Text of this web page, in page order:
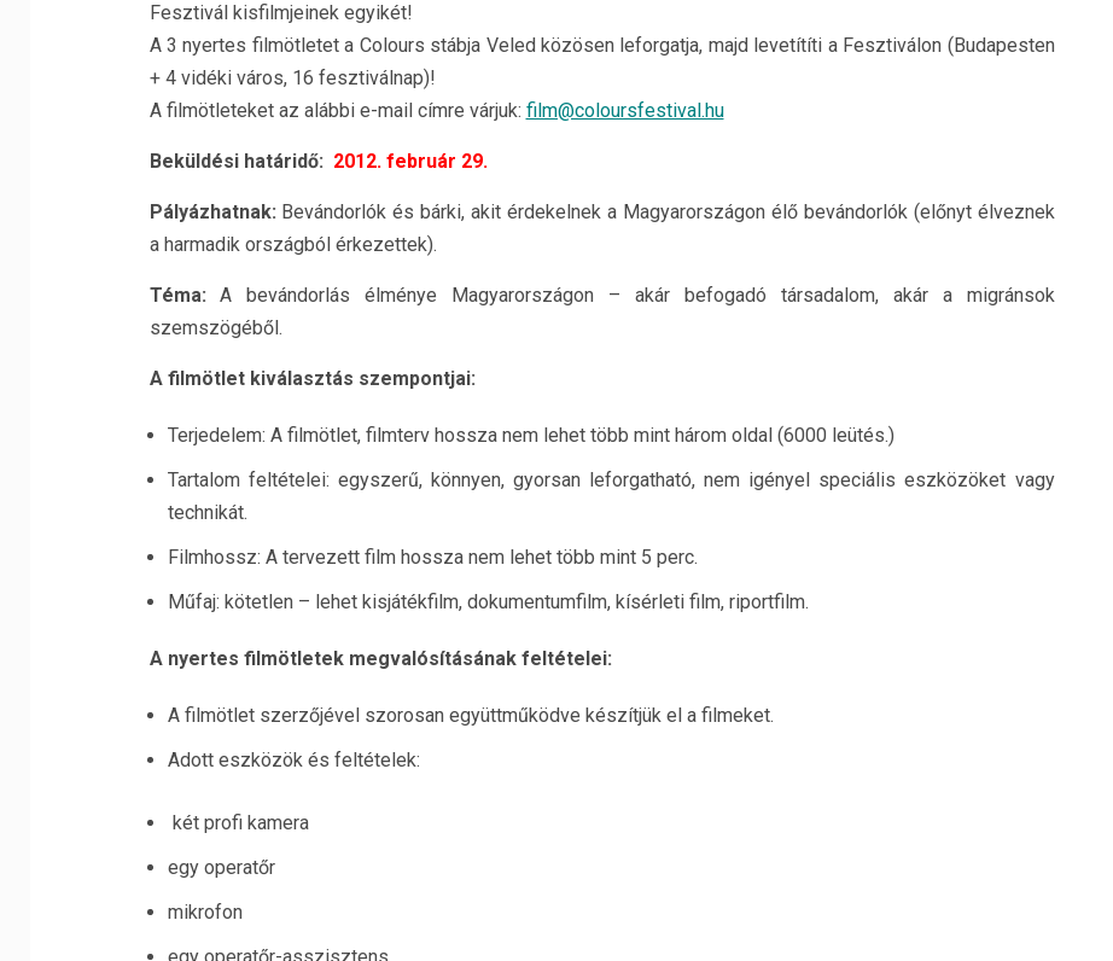
Fesztivál kisfilmjeinek egyikét!
A 3 nyertes filmötletet a Colours stábja Veled közösen leforgatja, majd levetítíti a Fesztiválon (Budapesten
+ 4 vidéki város, 16 fesztiválnap)!
A filmötleteket az alábbi e-mail címre várjuk: film@coloursfestival.hu
Beküldési határidő: 2012. február 29.
Pályázhatnak: Bevándorlók és bárki, akit érdekelnek a Magyarországon élő bevándorlók (előnyt élveznek
a harmadik országból érkezettek).
Téma: A bevándorlás élménye Magyarországon – akár befogadó társadalom, akár a migránsok
szemszögéből.
A filmötlet kiválasztás szempontjai:
Terjedelem: A filmötlet, filmterv hossza nem lehet több mint három oldal (6000 leütés.)
Tartalom feltételei: egyszerű, könnyen, gyorsan leforgatható, nem igényel speciális eszközöket vagy
technikát.
Filmhossz: A tervezett film hossza nem lehet több mint 5 perc.
Műfaj: kötetlen – lehet kisjátékfilm, dokumentumfilm, kísérleti film, riportfilm.
A nyertes filmötletek megvalósításának feltételei:
A filmötlet szerzőjével szorosan együttműködve készítjük el a filmeket.
Adott eszközök és feltételek:
két profi kamera
egy operatőr
mikrofon